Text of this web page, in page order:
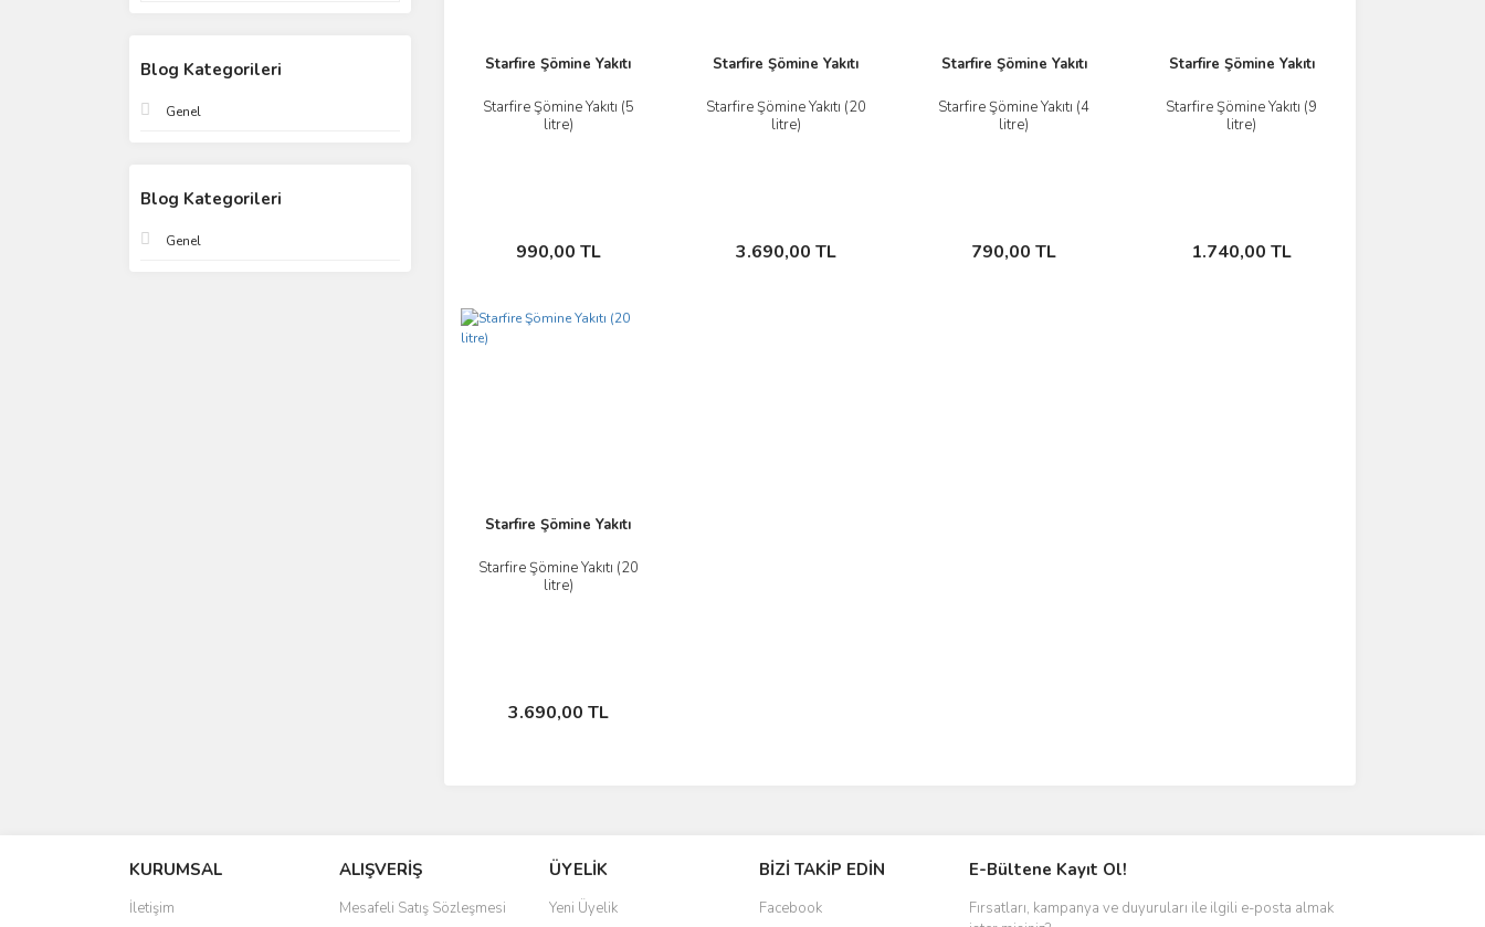
Blog Kategorileri
Genel
Blog Kategorileri
Genel
Starfire Şömine Yakıtı
Starfire Şömine Yakıtı (5
litre)
990,00 TL
Sepete Ekle
Starfire Şömine Yakıtı
Starfire Şömine Yakıtı (20
litre)
3.690,00 TL
Sepete Ekle
Starfire Şömine Yakıtı
Starfire Şömine Yakıtı (4
litre)
790,00 TL
Sepete Ekle
Starfire Şömine Yakıtı
Starfire Şömine Yakıtı (9
litre)
1.740,00 TL
Sepete Ekle
Starfire Şömine Yakıtı
Starfire Şömine Yakıtı (20
litre)
3.690,00 TL
Sepete Ekle
KURUMSAL
İletişim
ALIŞVERİŞ
Mesafeli Satış Sözleşmesi
ÜYELİK
Yeni Üyelik
BİZİ TAKİP EDİN
Facebook
E-Bültene Kayıt Ol!
Fırsatları, kampanya ve duyuruları ile ilgili e-posta almak